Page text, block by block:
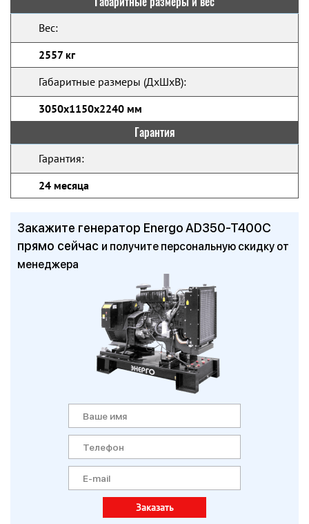
Вес:
2557 кг
Габаритные размеры (ДхШхВ):
3050x1150x2240 мм
Гарантия
Гарантия:
24 месяца
Закажите генератор Energo AD350-T400C
прямо сейчас и получите персональную скидку от
менеджера
Заказать